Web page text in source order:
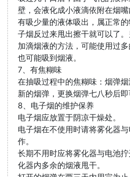
壁，会液化成小液滴依附在烟
有吸少量的液体吸出，属正常
子烟反过来甩出擦干就可以了
加滴烟液的方法，可能使用过多
也可能吸到烟液。
7、有焦糊味
在抽吸过程中的焦糊味：烟弹
新的烟弹，更换烟弹七八秒后即
8、电子烟的维护保养
电子烟应放置于阴凉干燥处。
电子烟在不使用时请将雾化器
作。
长期不用时应将雾化器与电池
化器内多余的烟液甩干。